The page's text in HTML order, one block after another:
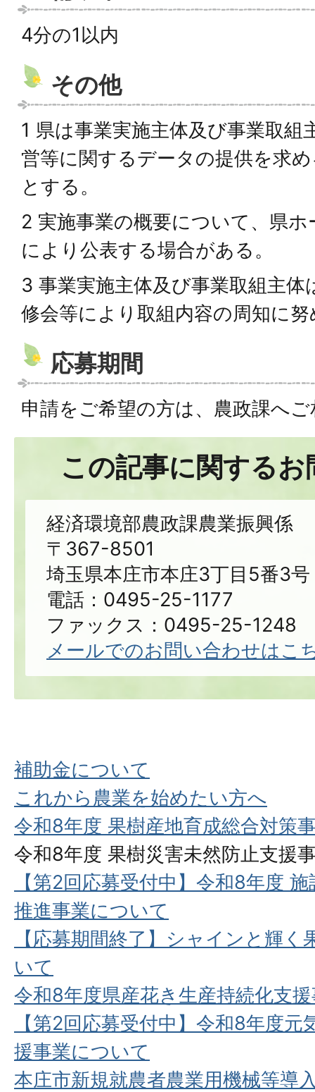
4分の1以内
その他
1 県は事業実施主体及び事業取組
営等に関するデータの提供を求
とする。
2 実施事業の概要について、県
により公表する場合がある。
3 事業実施主体及び事業取組主
修会等により取組内容の周知に
応募期間
申請をご希望の方は、農政課へ
この記事に関する
経済環境部農政課農業振興係
〒367-8501
埼玉県本庄市本庄3丁目5番3号
電話：0495-25-1177
ファックス：0495-25-1248
メールでのお問い合わせはこ
補助金について
これから農業を始めたい方へ
令和8年度 果樹産地育成総合対策
令和8年度 果樹災害未然防止支援
【第2回応募受付中】令和8年度
推進事業について
【応募期間終了】シャインと輝
いて
令和8年度県産花き生産持続化支
【第2回応募受付中】令和8年度
援事業について
本庄市新規就農者農業用機械等導